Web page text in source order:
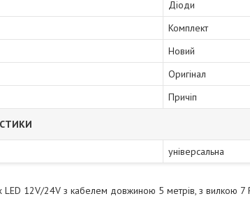
Діоди
Комплект
Новий
Оригінал
Причіп
універсальна
LED 12V/24V з кабелем довжиною 5 метрів, з вилкою 7